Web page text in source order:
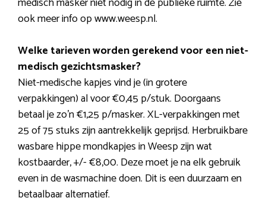
ook meer info op www.weesp.nl.
Welke tarieven worden gerekend voor een niet-
medisch gezichtsmasker?
Niet-medische kapjes vind je (in grotere
verpakkingen) al voor €0,45 p/stuk. Doorgaans
betaal je zo’n €1,25 p/masker. XL-verpakkingen met
25 of 75 stuks zijn aantrekkelijk geprijsd. Herbruikbare
wasbare hippe mondkapjes in Weesp zijn wat
kostbaarder, +/- €8,00. Deze moet je na elk gebruik
even in de wasmachine doen. Dit is een duurzaam en
betaalbaar alternatief.